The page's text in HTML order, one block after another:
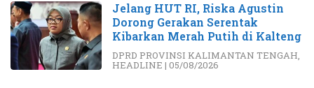
Jelang HUT RI, Riska Agustin
Dorong Gerakan Serentak
Kibarkan Merah Putih di Kalteng
DPRD PROVINSI KALIMANTAN TENGAH,
HEADLINE | 05/08/2026